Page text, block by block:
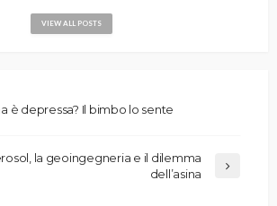
VIEW ALL POSTS
è depressa? Il bimbo lo sente
la geoingegneria e il dilemma
dell’asina